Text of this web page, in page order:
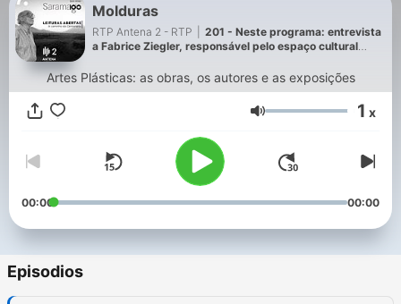
Molduras
RTP Antena 2 - RTP
201 - Neste programa: entrevista
a Fabrice Ziegler, responsável pelo espaço cultural
encontram patentes.
Artes Plásticas: as obras, os autores e as exposições
Volumen 1 x
00:00 00:00
Episodios